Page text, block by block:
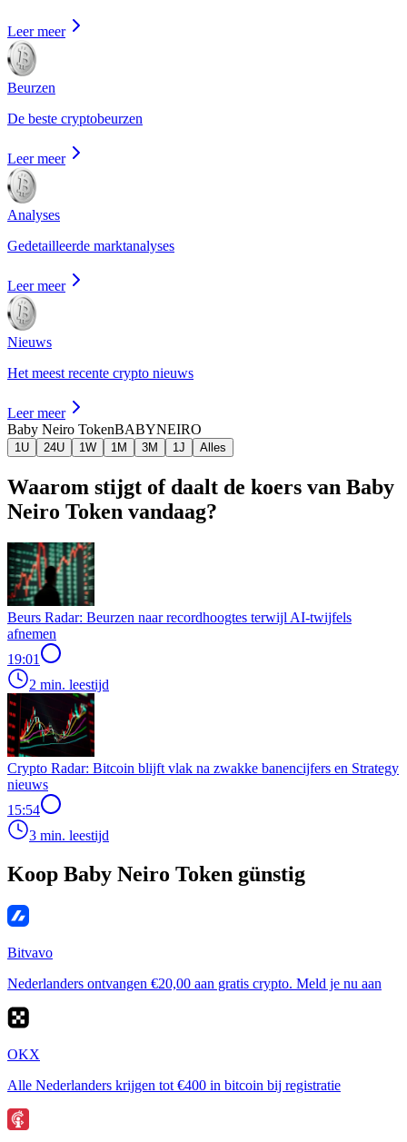
Leer meer
Beurzen
De beste cryptobeurzen
Leer meer
Analyses
Gedetailleerde marktanalyses
Leer meer
Nieuws
Het meest recente crypto nieuws
Leer meer
Baby Neiro TokenBABYNEIRO
1U 24U 1W 1M 3M 1J Alles
Waarom stijgt of daalt de koers van Baby
Neiro Token vandaag?
Beurs Radar: Beurzen naar recordhoogtes terwijl AI-twijfels
afnemen
19:01
2 min. leestijd
Crypto Radar: Bitcoin blijft vlak na zwakke banencijfers en Strategy
nieuws
15:54
3 min. leestijd
Koop Baby Neiro Token günstig
Bitvavo
Nederlanders ontvangen €20,00 aan gratis crypto. Meld je nu aan
OKX
Alle Nederlanders krijgen tot €400 in bitcoin bij registratie